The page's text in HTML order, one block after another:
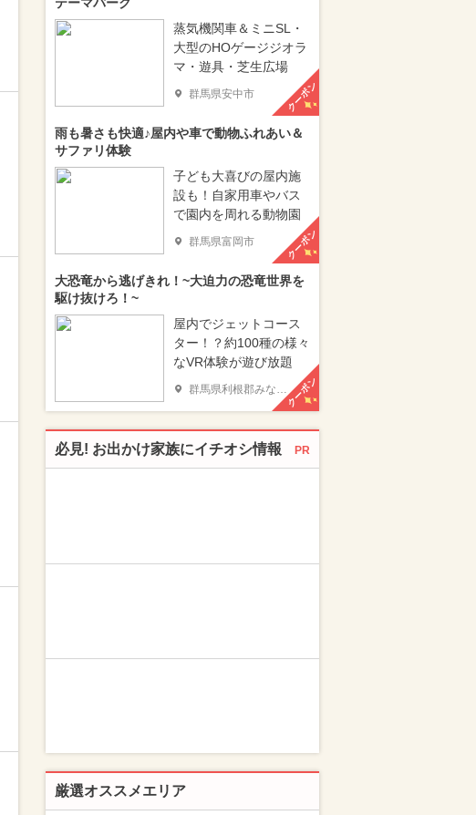
蒸気機関車＆ミニSL・
大型のHOゲージジオラ
マ・遊具・芝生広場
群馬県安中市 クーポン
雨も暑さも快適♪屋内や車で動物ふれあい＆
サファリ体験
子ども大喜びの屋内施
設も！自家用車やバス
で園内を周れる動物園
群馬県富岡市 クーポン
大恐竜から逃げきれ！~大迫力の恐竜世界を
駆け抜けろ！~
屋内でジェットコース
ター！？約100種の様々
なVR体験が遊び放題
群馬県利根郡みなかみ町 クーポン
必見! お出かけ家族にイチオシ情報 PR
厳選オススメエリア